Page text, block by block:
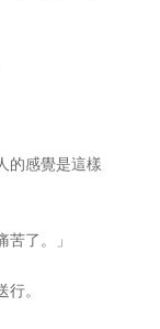
的感覺是這樣
了。」
。